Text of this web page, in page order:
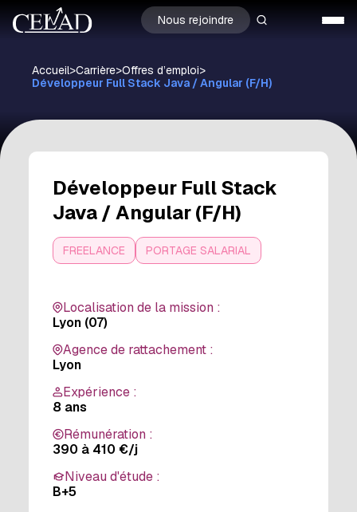
Nous rejoindre
Accueil>Carrière>Offres d’emploi>
Développeur Full Stack Java / Angular (F/H)
Développeur Full Stack
Java / Angular (F/H)
FREELANCE PORTAGE SALARIAL
Localisation de la mission :
Lyon (07)
Agence de rattachement :
Lyon
Expérience :
8 ans
Rémunération :
390 à 410 €/j
Niveau d'étude :
B+5